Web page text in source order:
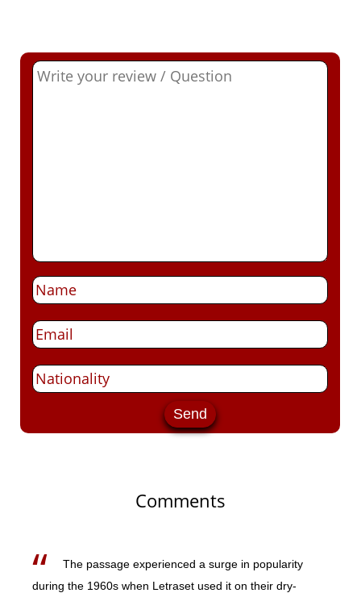
Comments
The passage experienced a surge in popularity
during the 1960s when Letraset used it on their dry-
The passage experienced a surge in popularity
during the 1960s when Letraset used it on their dry-